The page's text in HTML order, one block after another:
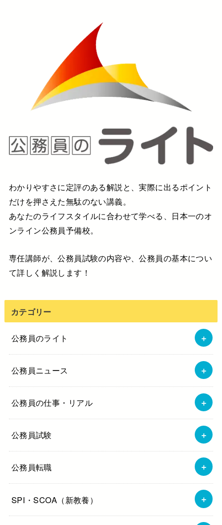
わかりやすさに定評のある解説と、実際に出るポイント
だけを押さえた無駄のない講義。
あなたのライフスタイルに合わせて学べる、日本一のオ
ンライン公務員予備校。
専任講師が、公務員試験の内容や、公務員の基本につい
て詳しく解説します！
カテゴリー
公務員のライト
公務員ニュース
公務員の仕事・リアル
公務員試験
公務員転職
SPI・SCOA（新教養）